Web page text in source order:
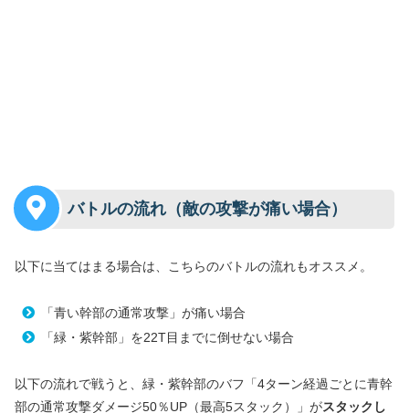
バトルの流れ（敵の攻撃が痛い場合）
以下に当てはまる場合は、こちらのバトルの流れもオススメ。
「青い幹部の通常攻撃」が痛い場合
「緑・紫幹部」を22T目までに倒せない場合
以下の流れで戦うと、緑・紫幹部のバフ「4ターン経過ごとに青幹
部の通常攻撃ダメージ50％UP（最高5スタック）」がスタックし